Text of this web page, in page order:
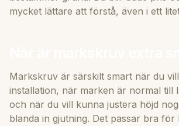
mycket lättare att förstå, även i ett
Markskruv är särskilt smart när du
installation, när marken är normal till
och när du vill kunna justera höjd
blanda in gjutning. Det passar bra för